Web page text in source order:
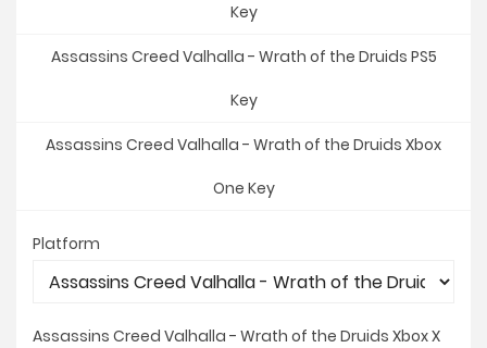
Key
Assassins Creed Valhalla - Wrath of the Druids PS5
Key
Assassins Creed Valhalla - Wrath of the Druids Xbox
One Key
Platform
Assassins Creed Valhalla - Wrath of the Druids Xbox X